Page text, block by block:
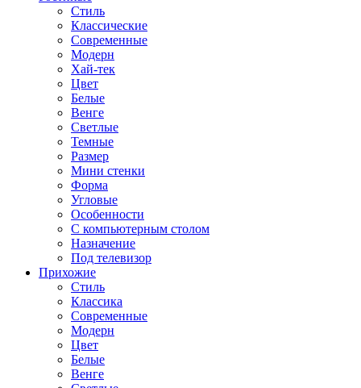
Стиль
Классические
Современные
Модерн
Хай-тек
Цвет
Белые
Венге
Светлые
Темные
Размер
Мини стенки
Форма
Угловые
Особенности
С компьютерным столом
Назначение
Под телевизор
Прихожие
Стиль
Классика
Современные
Модерн
Цвет
Белые
Венге